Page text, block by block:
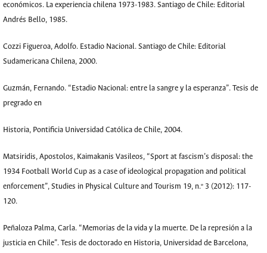
económicos. La experiencia chilena 1973-1983. Santiago de Chile: Editorial
Andrés Bello, 1985.
Cozzi Figueroa, Adolfo. Estadio Nacional. Santiago de Chile: Editorial
Sudamericana Chilena, 2000.
Guzmán, Fernando. “Estadio Nacional: entre la sangre y la esperanza”. Tesis de
pregrado en
Historia, Pontificia Universidad Católica de Chile, 2004.
Matsiridis, Apostolos, Kaimakanis Vasileos, “Sport at fascism’s disposal: the
1934 Football World Cup as a case of ideological propagation and political
enforcement”, Studies in Physical Culture and Tourism 19, n.º 3 (2012): 117-
120.
Peñaloza Palma, Carla. “Memorias de la vida y la muerte. De la represión a la
justicia en Chile”. Tesis de doctorado en Historia, Universidad de Barcelona,